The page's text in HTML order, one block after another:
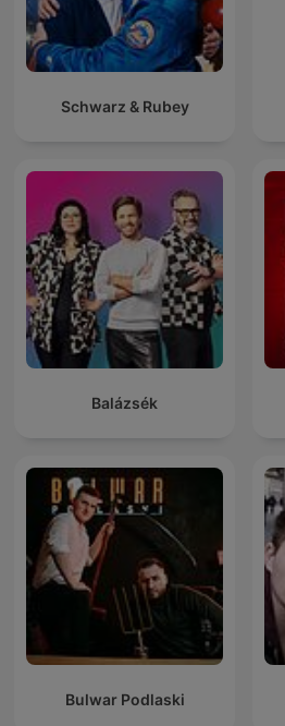
Schwarz & Rubey
Balázsék
Bulwar Podlaski